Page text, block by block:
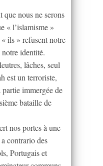
que nous ne serons
« l’islamisme »
ils » refusent notre
identité.
lâches, seul
est un terroriste,
immergée de
bataille de
nos portes à une
contrario des
Portugais et